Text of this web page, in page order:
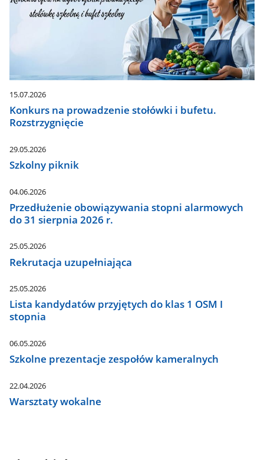
15.07.2026
Konkurs na prowadzenie stołówki i bufetu.
Rozstrzygnięcie
29.05.2026
Szkolny piknik
04.06.2026
Przedłużenie obowiązywania stopni alarmowych
do 31 sierpnia 2026 r.
25.05.2026
Rekrutacja uzupełniająca
25.05.2026
Lista kandydatów przyjętych do klas 1 OSM I
stopnia
06.05.2026
Szkolne prezentacje zespołów kameralnych
22.04.2026
Warsztaty wokalne